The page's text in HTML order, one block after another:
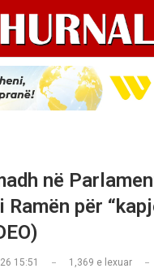
në
Ramën për
15:51 1,369 e lexuar